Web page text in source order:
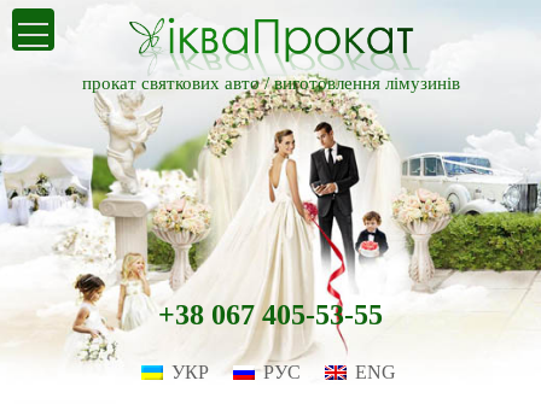
прокат святкових авто /виготовлення лімузинів
+38 067 405-53-55
УКР РУС ENG